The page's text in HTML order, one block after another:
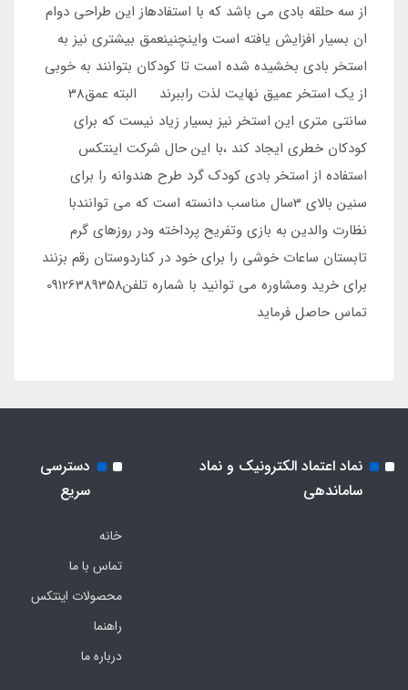
از سه حلقه بادی می باشد که با استفادهاز این طراحی دوام
ان بسیار افزایش یافته است واینچنینعمق بیشتری نیز به
استخر بادی بخشیده شده است تا کودکان بتوانند به خوبی
از یک استخر عمیق نهایت لذت راببرند البته عمق38
سانتی متری این استخر نیز بسیار زیاد نیست که برای
کودکان خطری ایجاد کند ،با این حال شرکت اینتکس
استفاده از استخر بادی کودک گرد طرح هندوانه را برای
سنین بالای 3سال مناسب دانسته است که می توانندبا
نظارت والدین به بازی وتفریح پرداخته ودر روزهای گرم
تابستان ساعات خوشی را برای خود در کناردوستان رقم بزنند
برای خرید ومشاوره می توانید با شماره تلفن09126389358
تماس حاصل فرماید
نماد اعتماد الکترونیک و نماد
ساماندهی
دسترسی
سریع
خانه
تماس با ما
محصولات اینتکس
راهنما
درباره ما